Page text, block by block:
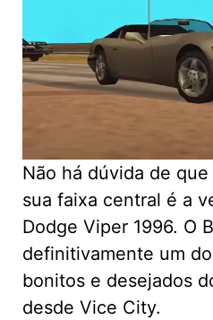
Não há dúvida de
sua faixa central é a
Dodge Viper 1996. O
definitivamente um
bonitos e desejados
desde Vice City.